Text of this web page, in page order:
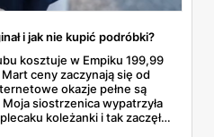
i jak nie kupić podróbki?
kosztuje w Empiku 199,99
ceny zaczynają się od
okazje pełne są
siostrzenica wypatrzyła
koleżanki i tak zaczęło